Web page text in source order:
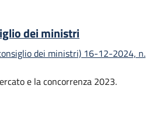
dei ministri
dei ministri) 16-12-2024, n.
e la concorrenza 2023.